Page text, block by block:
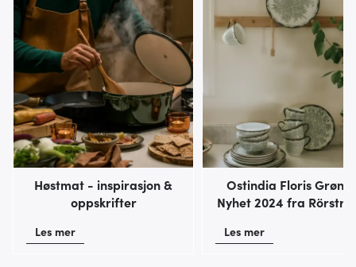
Høstmat - inspirasjon &
oppskrifter
Les mer
Ostindia Floris Grønn
Nyhet 2024 fra
Les mer